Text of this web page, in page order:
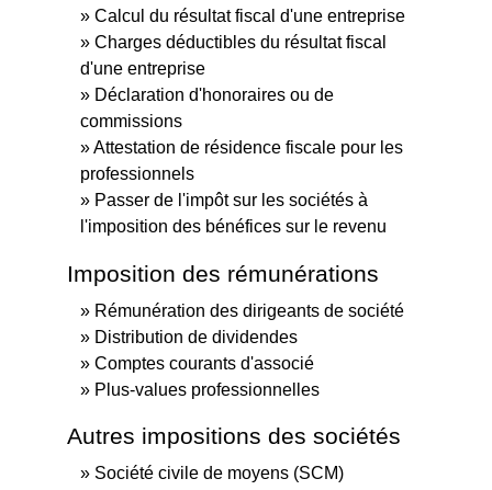
Calcul du résultat fiscal d'une entreprise
Charges déductibles du résultat fiscal
d'une entreprise
Déclaration d'honoraires ou de
commissions
Attestation de résidence fiscale pour les
professionnels
Passer de l'impôt sur les sociétés à
l'imposition des bénéfices sur le revenu
Imposition des rémunérations
Rémunération des dirigeants de société
Distribution de dividendes
Comptes courants d'associé
Plus-values professionnelles
Autres impositions des sociétés
Société civile de moyens (SCM)